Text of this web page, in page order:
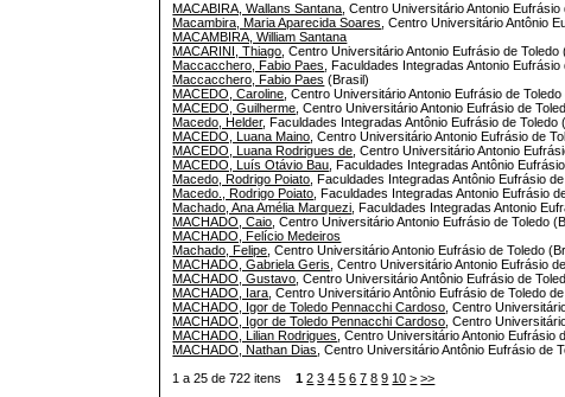
MACABIRA, Wallans Santana , Centro Universitário Antonio
Macambira, Maria Aparecida Soares , Centro Universitário Antônio
MACAMBIRA, William Santana
MACARINI, Thiago , Centro Universitário Antonio Eufrásio de Toledo
Maccacchero, Fabio Paes
, Faculdades Integradas Antonio
Maccacchero, Fabio Paes (Brasil)
MACEDO, Caroline , Centro Universitário Antonio Eufrásio de
MACEDO, Guilherme , Centro Universitário Antonio Eufrásio de
Macedo, Helder, Faculdades Integradas Antônio Eufrásio de Toledo
MACEDO, Luana Maino , Centro Universitário Antonio Eufrásio de
MACEDO, Luana Rodrigues de , Centro Universitário Antonio
MACEDO, Luís Otávio Bau , Faculdades Integradas Antônio
Macedo, Rodrigo Poiato , Faculdades Integradas Antônio Eufrásio
Macedo., Rodrigo Poiato , Faculdades Integradas Antonio Eufrásio
Machado, Ana Amélia Marquezi , Faculdades Integradas Antonio
MACHADO, Caio , Centro Universitário Antonio Eufrásio de Toledo
MACHADO, Felício Medeiros
Machado, Felipe , Centro Universitário Antonio Eufrásio de Toledo
MACHADO, Gabriela Geris , Centro Universitário Antonio Eufrásio
MACHADO, Gustavo , Centro Universitário Antônio Eufrásio de
MACHADO, Iara , Centro Universitário Antônio Eufrásio de Toledo
MACHADO, Igor de Toledo Pennacchi Cardoso , Centro
MACHADO, Igor de Toledo Pennacchi Cardoso , Centro
MACHADO, Lilian Rodrigues , Centro Universitário Antonio Eufrásio
MACHADO, Nathan Dias , Centro Universitário Antônio Eufrásio de
1 a 25 de 722 itens1 2 3 4 5 6 7 8 9 10 > >>